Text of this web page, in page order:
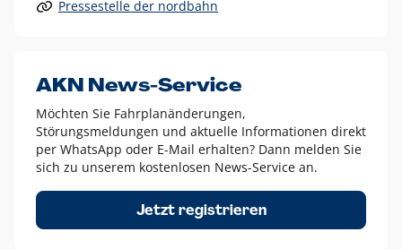
Alle anderen Logo-Varianten dürfen nur in Ausnahmefällen
Diese Ausnahmen sind zum Beispiel:
dem AKN Blau,
weißes Logo auf Fotohintergründen,
schwarzes Logo für reine Schwarz-Weiß-Umsetzungen
Um das Logo herum muss ein Schutzraum von jeweils einer
Höhe bzw. Breite des N aus AKN in alle Richtungen
Pressestelle der nordbahn
AKN News-Service
Möchten Sie Fahrplanänderungen,
Störungsmeldungen und aktuelle Informationen direkt
per WhatsApp oder E-Mail erhalten? Dann melden Sie
sich zu unserem kostenlosen News-Service an.
Jetzt registrieren